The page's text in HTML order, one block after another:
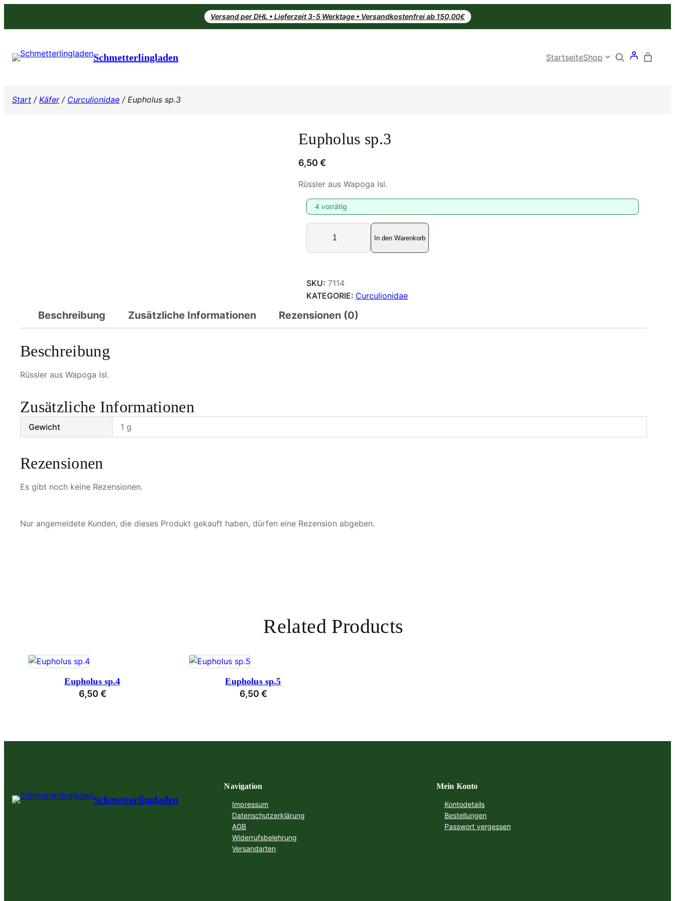
Versand per DHL • Lieferzeit 3-5 Werktage • Versandkostenfrei ab 150,00€
Schmetterlingladen StartseiteShop Search
Start / Käfer/ Curculionidae / Eupholus sp.3
Eupholus sp.3
6,50 €
Rüssler aus Wapoga Isl.
4 vorrätig
E
p
o
l
s
s
g
In den Warenkorb
SKU: 7114
KATEGORIE: Curculionidae
Beschreibung Zusätzliche Informationen Rezensionen (0)
Beschreibung
Rüssler aus Wapoga Isl.
Zusätzliche Informationen
Gewicht 1 g
Rezensionen
Es gibt noch keine Rezensionen.
Nur angemeldete Kunden, die dieses Produkt gekauft haben, dürfen eine Rezension abgeben.
Related Products
Eupholus sp.4
6,50 €
Eupholus sp.5
6,50 €
Schmetterlingladen
Navigation
Impressum
Datenschutzerklärung
AGB
Widerrufsbelehrung
Versandarten
Mein Konto
Kontodetails
Bestellungen
Passwort vergessen